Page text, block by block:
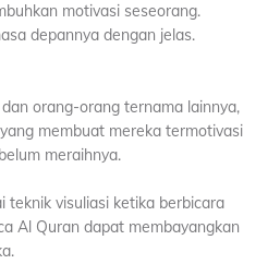
motivasi seseorang.
depannya dengan jelas.
orang-orang ternama lainnya,
membuat mereka termotivasi
meraihnya.
teknik visuliasi ketika berbicara
Al Quran dapat membayangkan